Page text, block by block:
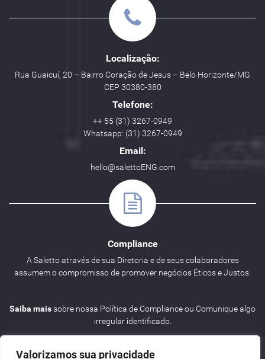
Valorizamos sua privacidade
Localização:
Rua Guaicuí, 20 – Bairro Coração de Jesus – Belo Horizonte/MG
CEP 30380-380
Telefone:
++ 55 (31) 3267-0949
Whatsapp: (31) 3267-0949
Email:
hello@salettoENG.com
Compliance
A Saletto através de sua Diretoria e de seus colaboradores
assumem o compromisso de promover negócios Éticos e Justos.
Saiba maissobre nossa Política de Compliance ou Comunique algo
irregular identificado.